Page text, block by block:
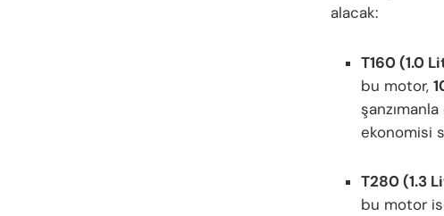
alacak:
T160 (1.0
bu motor,
ekonomisi
T280 (1.3
bu motor